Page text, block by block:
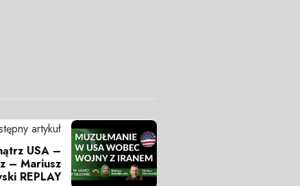
artykuł
USA –
– Mariusz
REPLAY